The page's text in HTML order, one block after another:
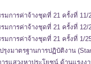
มการค่าจ้างชุดที่ 21 ครั้งที่ 11/
มการค่าจ้างชุดที่ 21 ครั้งที่ 12/
มการค่าจ้างชุดที่ 21 ครั้งที่ 1/
รุงมาตรฐานการปฏิบัติงาน
ารแสวงหาประโยชน์ ด้านแรง